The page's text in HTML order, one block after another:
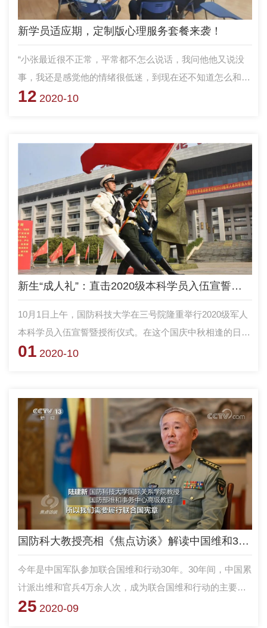
新学员适应期，定制版心理服务套餐来袭！
“小张最近很不正常，平常都不怎么说话，我问他他又说没
事，我还是感觉他的情绪很低迷，到现在还不知道怎么和他
谈；还有小尤，班长昨晚和我反映他半夜在阳台角落，这是
12 2020-10
新生“成人礼”：直击2020级本科学员入伍宣誓暨授衔仪式现场
10月1日上午，国防科技大学在三号院隆重举行2020级军人
本科学员入伍宣誓暨授衔仪式。在这个国庆中秋相逢的日子
里，2020级新生完成了他们的“成人礼”，成为了真正的军
01 2020-10
国防科大教授亮相《焦点访谈》解读中国维和30年
今年是中国军队参加联合国维和行动30年。30年间，中国累
计派出维和官兵4万余人次，成为联合国维和行动的主要出
兵国和出资国。作为从事联合国军事维和教育31年的教研团
25 2020-09